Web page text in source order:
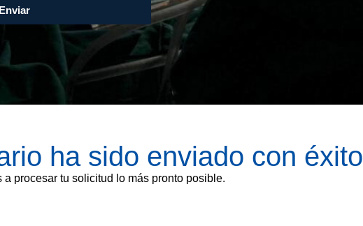
Enviar
ha sido enviado con éxito
a procesar tu solicitud lo más pronto posible.